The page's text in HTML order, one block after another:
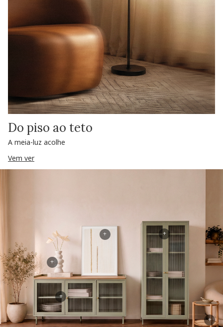
Do piso ao teto
A meia-luz acolhe
Vem ver
+
+
+
+
+